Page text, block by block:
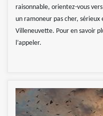
raisonnable, orientez-vous
un ramoneur pas cher,
Villeneuvette. Pour en savoir
l’appeler.